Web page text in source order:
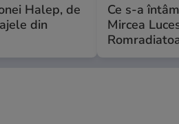
Halep, de
din
Ce s-a
Mircea